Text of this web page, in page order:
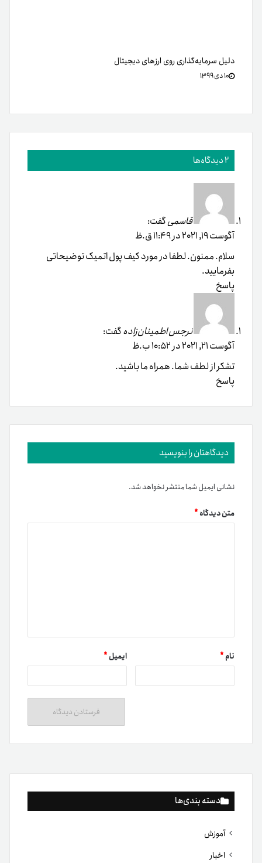
دسته بندی‌ها
آموزش
اخبار
دلیل سرمایه‌گذاری روی ارزهای دیجیتال
۱۰ دی ۱۳۹۹
2 دیدگاه‌ها
قاسمیگفت:
آگوست 19, 2021 در 11:49 ق.ظ
سلام. ممنون. لطفا در مورد کیف پول اتمیک توضیحاتی
بفرمایید.
پاسخ
نرجس اطمینان‌زادهگفت:
آگوست 21, 2021 در 10:52 ب.ظ
تشکر از لطف شما. همراه ما باشید.
پاسخ
دیدگاهتان را بنویسید
نشانی ایمیل شما منتشر نخواهد شد.
متن دیدگاه*
نام* ایمیل*